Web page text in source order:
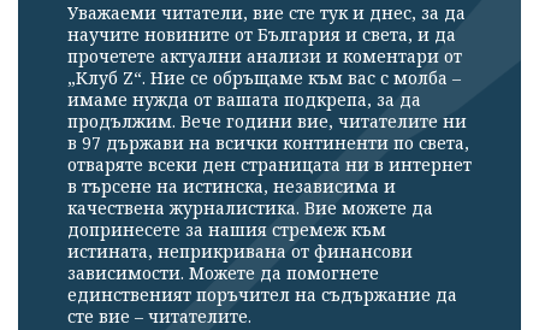
Уважаеми читатели, вие сте тук и днес, за да
научите новините от България и света, и да
прочетете актуални анализи и коментари от
„Клуб Z“. Ние се обръщаме към вас с молба –
имаме нужда от вашата подкрепа, за да
продължим. Вече години вие, читателите ни
в 97 държави на всички континенти по света,
отваряте всеки ден страницата ни в интернет
в търсене на истинска, независима и
качествена журналистика. Вие можете да
допринесете за нашия стремеж към
истината, неприкривана от финансови
зависимости. Можете да помогнете
единственият поръчител на съдържание да
сте вие – читателите.